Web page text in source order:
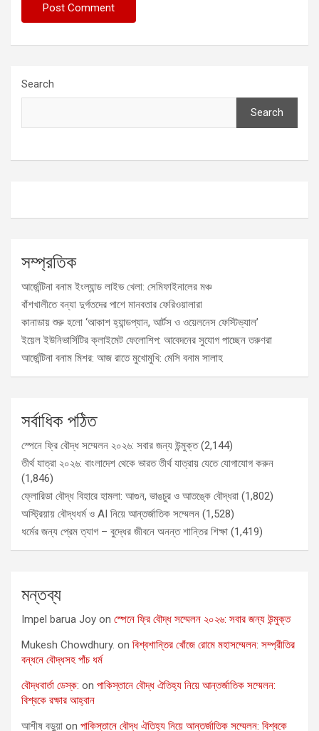
Search
Search
সম্প্রতিক
আর্জেন্টিনা বনাম ইংল্যান্ড লাইভ খেলা: সেমিফাইনালের মঞ্চ
বাঁশখালীতে বন্যা দুর্গতদের পাশে মানবতার ফেরিওয়ালারা
কানাডায় শুরু হলো ‘আকাশ হ্যান্ডপ্যান, আর্টস ও ওয়েলনেস ফেস্টিভ্যাল’
ইয়েল ইউনিভার্সিটির ক্লাইমেট ফেলোশিপ: আবেদনের সুযোগ পাচ্ছেন তরুণরা
আর্জেন্টিনা বনাম মিশর: আজ রাতে মুখোমুখি: মেসি বনাম সালাহ
সর্বাধিক পঠিত
স্পেনে ফ্রি বৌদ্ধ সম্মেলন ২০২৬: সবার জন্য উন্মুক্ত (2,144)
তীর্থ যাত্রা ২০২৬: বাংলাদেশ থেকে ভারত তীর্থ যাত্রায় যেতে যোগাযোগ করুন
(1,846)
ফ্লোরিডা বৌদ্ধ বিহারে হামলা: আগুন, ভাঙচুর ও আতঙ্কে বৌদ্ধরা (1,802)
অস্ট্রিয়ায় বৌদ্ধধর্ম ও AI নিয়ে আন্তর্জাতিক সম্মেলন (1,528)
ধর্মের জন্য প্রেম ত্যাগ – বুদ্ধের জীবনে অনন্ত শান্তির শিক্ষা (1,419)
মন্তব্য
Impel barua Joy on স্পেনে ফ্রি বৌদ্ধ সম্মেলন ২০২৬: সবার জন্য উন্মুক্ত
Mukesh Chowdhury. on বিশ্বশান্তির খোঁজে রোমে মহাসম্মেলন: সম্প্রীতির
বন্ধনে বৌদ্ধসহ পাঁচ ধর্ম
বৌদ্ধবার্তা ডেস্ক: on পাকিস্তানে বৌদ্ধ ঐতিহ্য নিয়ে আন্তর্জাতিক সম্মেলন:
বিশ্বকে রক্ষার আহ্বান
আশীষ বড়ুয়া on পাকিস্তানে বৌদ্ধ ঐতিহ্য নিয়ে আন্তর্জাতিক সম্মেলন: বিশ্বকে